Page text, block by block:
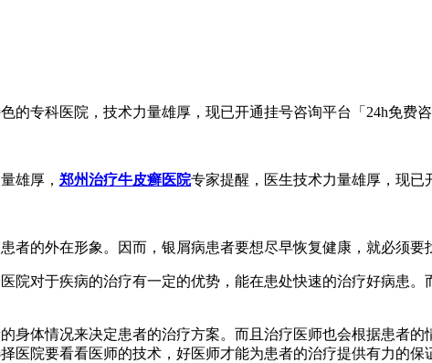
专科医院，技术力量雄厚，现已开通挂号咨询平台「24h免费咨
雄厚， 郑州治疗牛皮癣医院专家提醒，医生技术力量雄厚，现已
者的外在形象。因而，银屑病患者要想尽早恢复健康，就必须
院对于疾病的治疗有一定的优势，能在患处快速的治疗好病患
身体情况来决定患者的治疗方案。而且治疗医师也会根据患者
院要看看医师的技术，好医师才能为患者的治疗提供有力的保